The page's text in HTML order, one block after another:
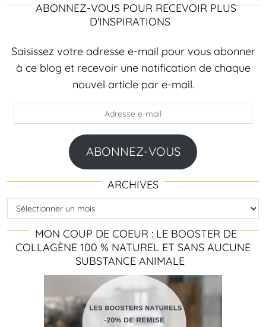
ABONNEZ-VOUS POUR RECEVOIR PLUS
D'INSPIRATIONS
Saisissez votre adresse e-mail pour vous abonner
à ce blog et recevoir une notification de chaque
nouvel article par e-mail.
e-
ABONNEZ-VOUS
ARCHIVES
Archives
MON COUP DE COEUR : LE BOOSTER DE
COLLAGÈNE 100 % NATUREL ET SANS AUCUNE
SUBSTANCE ANIMALE